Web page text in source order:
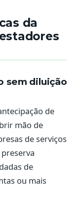
da
sem diluição
de
mão de
de serviços
de
ou mais